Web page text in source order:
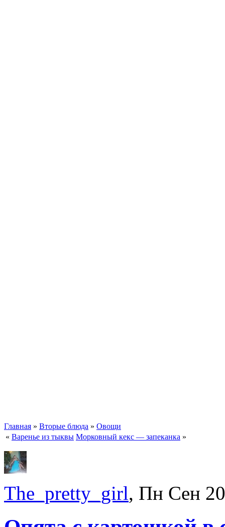
Главная » Вторые блюда » Овощи
« Варенье из тыквы Морковный кекс — запеканка »
The_pretty_girl, Пн Сен